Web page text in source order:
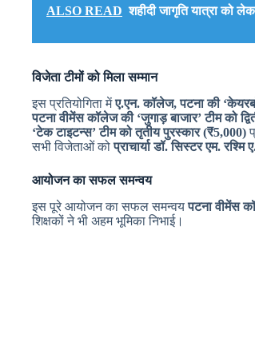
ALSO READ शहीदी जागृति यात्रा को
विजेता टीमों को मिला सम्मान
इस प्रतियोगिता मेंए.एन. कॉलेज, पटना की
पटना वीमेंस कॉलेज की ‘जुगाड़ बाजार’ टीम को
‘टेक टाइटन्स’ टीम को तृतीय पुरस्कार (₹5,000)
सभी विजेताओं कोप्राचार्या डॉ. सिस्टर एम. रश्मि
आयोजन का सफल समन्वय
इस पूरे आयोजन का सफल समन्वयपटना वीमेंस
शिक्षकों ने भी अहम भूमिका निभाई।